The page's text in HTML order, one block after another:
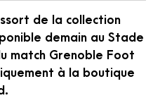
de la collection
demain au Stade
match Grenoble Foot
à la boutique